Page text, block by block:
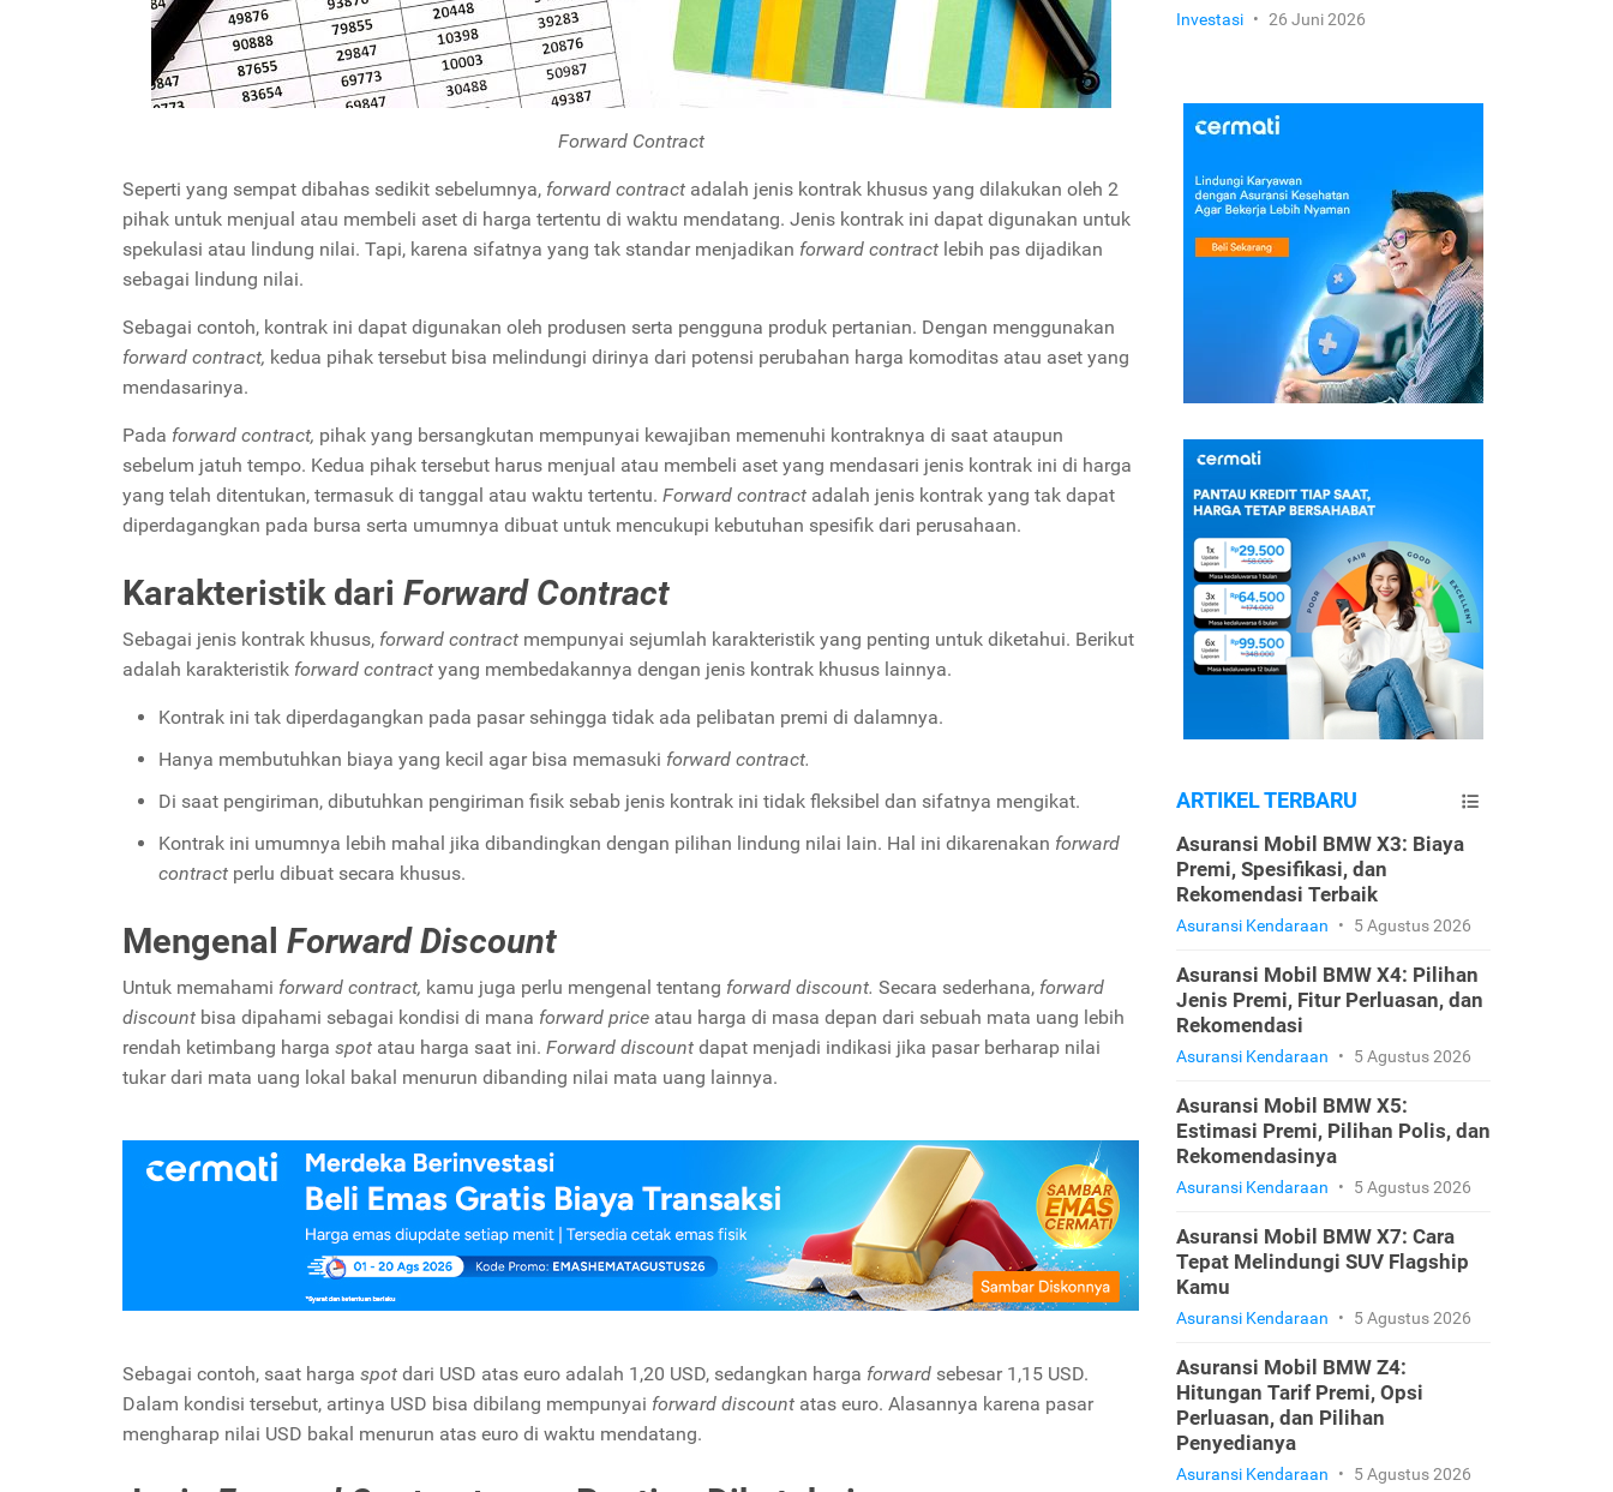
Forward Contract
Seperti yang sempat dibahas sedikit sebelumnya, forward contract adalah jenis kontrak khusus yang dilakukan oleh 2
pihak untuk menjual atau membeli aset di harga tertentu di waktu mendatang. Jenis kontrak ini dapat digunakan untuk
spekulasi atau lindung nilai. Tapi, karena sifatnya yang tak standar menjadikan forward contract lebih pas dijadikan
sebagai lindung nilai.
Sebagai contoh, kontrak ini dapat digunakan oleh produsen serta pengguna produk pertanian. Dengan menggunakan
forward contract, kedua pihak tersebut bisa melindungi dirinya dari potensi perubahan harga komoditas atau aset yang
mendasarinya.
Pada forward contract, pihak yang bersangkutan mempunyai kewajiban memenuhi kontraknya di saat ataupun
sebelum jatuh tempo. Kedua pihak tersebut harus menjual atau membeli aset yang mendasari jenis kontrak ini di harga
yang telah ditentukan, termasuk di tanggal atau waktu tertentu. Forward contract adalah jenis kontrak yang tak dapat
diperdagangkan pada bursa serta umumnya dibuat untuk mencukupi kebutuhan spesifik dari perusahaan.
Karakteristik dari Forward Contract
Sebagai jenis kontrak khusus, forward contract mempunyai sejumlah karakteristik yang penting untuk diketahui. Berikut
adalah karakteristik forward contract yang membedakannya dengan jenis kontrak khusus lainnya.
Kontrak ini tak diperdagangkan pada pasar sehingga tidak ada pelibatan premi di dalamnya.
Hanya membutuhkan biaya yang kecil agar bisa memasuki forward contract.
Di saat pengiriman, dibutuhkan pengiriman fisik sebab jenis kontrak ini tidak fleksibel dan sifatnya mengikat.
Kontrak ini umumnya lebih mahal jika dibandingkan dengan pilihan lindung nilai lain. Hal ini dikarenakan forward
contract perlu dibuat secara khusus.
Mengenal Forward Discount
Untuk memahami forward contract, kamu juga perlu mengenal tentang forward discount. Secara sederhana, forward
discount bisa dipahami sebagai kondisi di mana forward price atau harga di masa depan dari sebuah mata uang lebih
rendah ketimbang harga spot atau harga saat ini. Forward discount dapat menjadi indikasi jika pasar berharap nilai
tukar dari mata uang lokal bakal menurun dibanding nilai mata uang lainnya.
Sebagai contoh, saat harga spot dari USD atas euro adalah 1,20 USD, sedangkan harga forward sebesar 1,15 USD.
Dalam kondisi tersebut, artinya USD bisa dibilang mempunyai forward discount atas euro. Alasannya karena pasar
mengharap nilai USD bakal menurun atas euro di waktu mendatang.
Investasi • 26 Juni 2026
ARTIKEL TERBARU
Asuransi Mobil BMW X3: Biaya
Premi, Spesifikasi, dan
Rekomendasi Terbaik
Asuransi Kendaraan • 5 Agustus 2026
Asuransi Mobil BMW X4: Pilihan
Jenis Premi, Fitur Perluasan, dan
Rekomendasi
Asuransi Kendaraan • 5 Agustus 2026
Asuransi Mobil BMW X5:
Estimasi Premi, Pilihan Polis, dan
Rekomendasinya
Asuransi Kendaraan • 5 Agustus 2026
Asuransi Mobil BMW X7: Cara
Tepat Melindungi SUV Flagship
Kamu
Asuransi Kendaraan • 5 Agustus 2026
Asuransi Mobil BMW Z4:
Hitungan Tarif Premi, Opsi
Perluasan, dan Pilihan
Penyedianya
Asuransi Kendaraan • 5 Agustus 2026